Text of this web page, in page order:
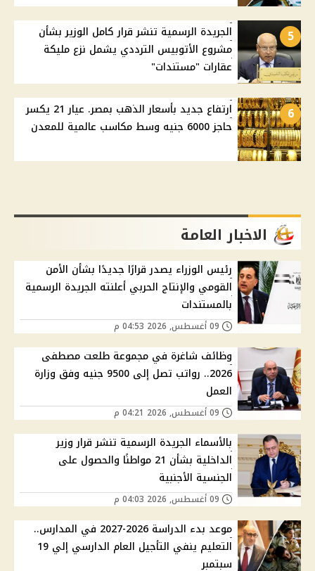
5
الجريدة الرسمية تنشر قرار كامل الوزير بشأن
مشروع الأتوبيس الترددي يشمل نزع مليكة
عقارات "مستندات"
6
ارتفاع جديد بأسعار الذهب بمصر. عيار 21 يكسر
حاجز 6000 جنيه وسط مكاسب عالمية للمعدن
الاخبار العامة
رئيس الوزراء يصدر قرارًا جديدًا بشأن الأمن
القومي والإنتاج الحربي أعلنته الجريدة الرسمية
بالمستندات
وظائف شاغرة في مجموعة طلعت مصطفى
2026.. رواتب تصل إلى 9500 جنيه وفق وزارة
العمل
بالأسماء الجريدة الرسمية تنشر قرار وزير
الداخلية بشأن 21 مواطنًا والحصول على
الجنسية الأجنبية
موعد بدء الدراسة 2026-2027 في المدارس..
التعليم ينفي التأجيل العام الدارسي إلي 19
سبتمبر